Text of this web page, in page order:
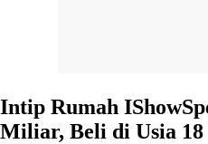
Intip Rumah
Miliar, Beli di Usia 18